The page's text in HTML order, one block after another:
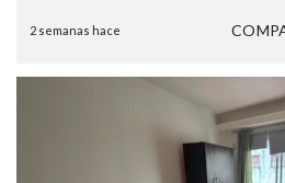
2 semanas hace